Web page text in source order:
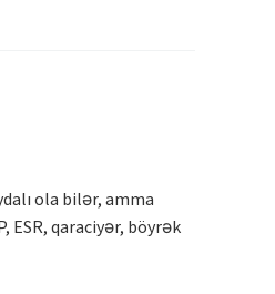
ola bilər, amma
qaraciyər, böyrək